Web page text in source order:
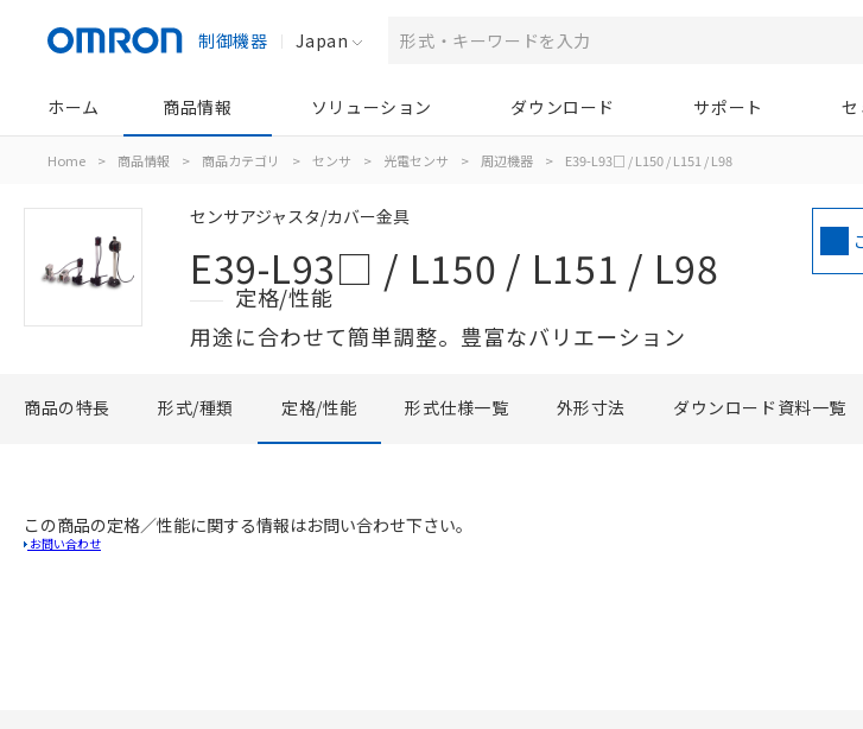
制御機器 Japan
ホーム 商品情報 ソリューション ダウンロード サポート セ
Home > 商品情報 > 商品カテゴリ > センサ > 光電センサ > 周辺機器 > E39-L93□ / L150 / L151 / L98
センサアジャスタ/カバー金具
E39-L93□ / L150 / L151 / L98
定格/性能
用途に合わせて簡単調整。豊富なバリエーション
商品の特長 形式/種類 定格/性能 形式仕様一覧 外形寸法 ダウンロード資料一覧
この商品の定格／性能に関する情報はお問い合わせ下さい。
お問い合わせ